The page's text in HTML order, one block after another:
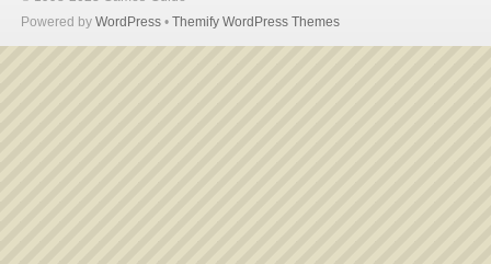
Powered by WordPress • Themify WordPress Themes